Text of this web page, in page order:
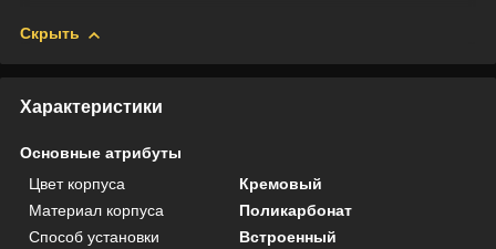
Скрыть
Характеристики
Основные атрибуты
Цвет корпуса
Кремовый
Материал корпуса
Поликарбонат
Способ установки
Встроенный